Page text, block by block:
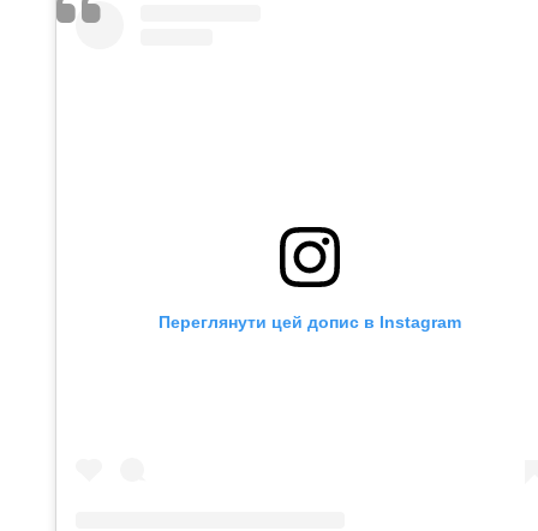
Переглянути цей допис в Instagram